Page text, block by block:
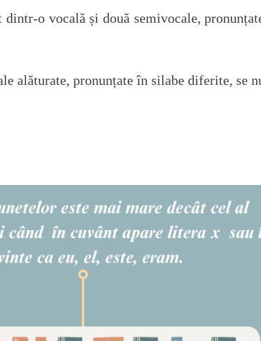
o vocală și două semivocale,
alăturate, pronunțate în silabe diferite, se